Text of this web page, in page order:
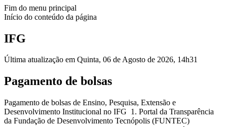
Fim do menu principal
Início do conteúdo da página
IFG
Última atualização em Quinta, 06 de Agosto de 2026, 14h31
Pagamento de bolsas
Pagamento de bolsas de Ensino, Pesquisa, Extensão e
Desenvolvimento Institucional no IFG 1. Portal da Transparência
da Fundação de Desenvolvimento Tecnópolis (FUNTEC)